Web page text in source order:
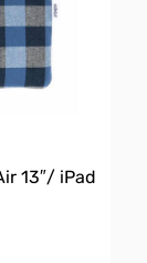
13″/ iPad